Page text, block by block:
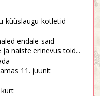
küüslaugu kotletid
endale said
naiste erinevus toid...
11. juunit